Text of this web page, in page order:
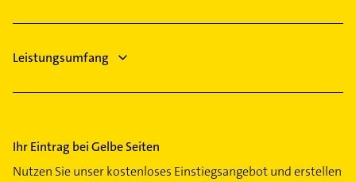
Leistungsumfang
Ihr Eintrag bei Gelbe Seiten
Nutzen Sie unser kostenloses Einstiegsangebot und erstellen